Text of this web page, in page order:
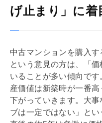
げ止まり」に着
中古マンションを購入す
という意見の方は、「
いることが多い傾向で
産価値は新築時が一番高
下がっていきます。大
ブは一定ではない」と